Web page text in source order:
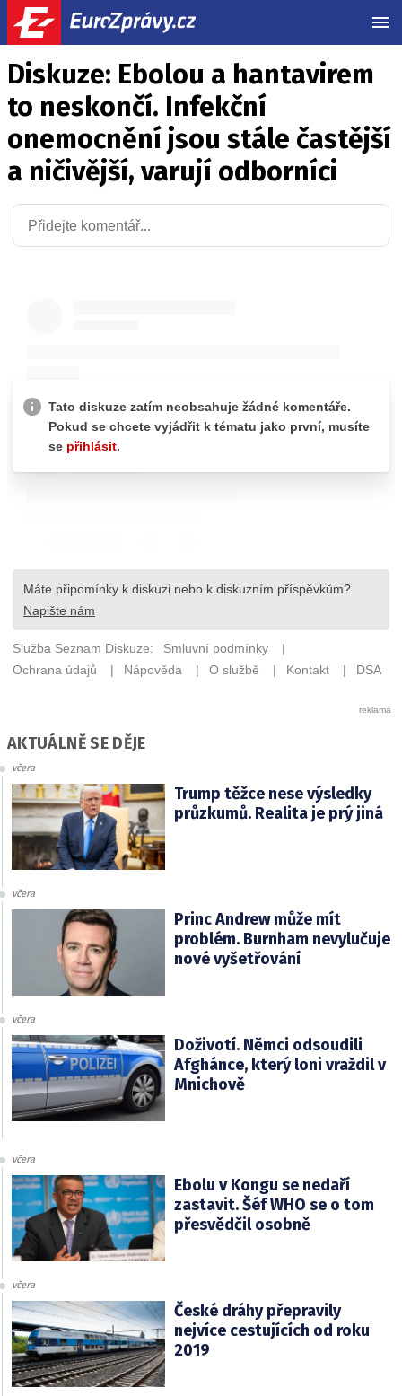
Diskuze: Ebolou a hantavirem
to neskončí. Infekční
onemocnění jsou stále častější
a ničivější, varují odborníci
AKTUÁLNĚ SE DĚJE
včera
Trump těžce nese výsledky
průzkumů. Realita je prý jiná
včera
Princ Andrew může mít
problém. Burnham nevylučuje
nové vyšetřování
včera
Doživotí. Němci odsoudili
Afghánce, který loni vraždil v
Mnichově
včera
Ebolu v Kongu se nedaří
zastavit. Šéf WHO se o tom
přesvědčil osobně
včera
České dráhy přepravily
nejvíce cestujících od roku
2019